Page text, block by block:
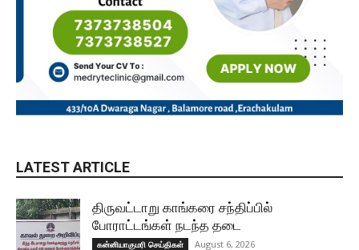
LATEST ARTICLE
திருவட்டாறு காங்கரை சந்திப்பில்
போராட்டங்கள் நடந்த தடை
கன்னியாகுமரி செய்திகள் August 6, 2026